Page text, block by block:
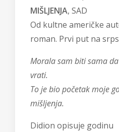
MIŠLJENJA, SAD
Od kultne američke
roman. Prvi put na
Morala sam biti sama
vrati.
To je bio početak moje
mišljenja.
Didion opisuje godinu